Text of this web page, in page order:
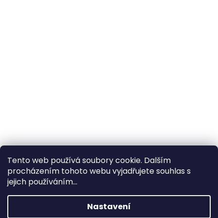
Tento web používá soubory cookie. Dalším
procházením tohoto webu vyjadřujete souhlas s
jejich používáním...
Nastavení
×
Hledáte nejvýhodnější cenu? Získáte jí
pomocíregistrace